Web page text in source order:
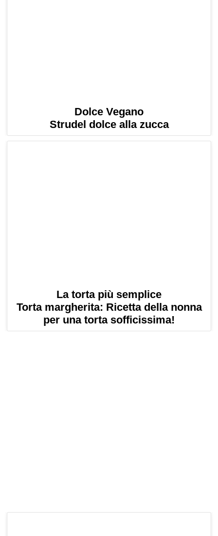
Dolce Vegano
Strudel dolce alla zucca
La torta più semplice
Torta margherita: Ricetta della nonna
per una torta sofficissima!